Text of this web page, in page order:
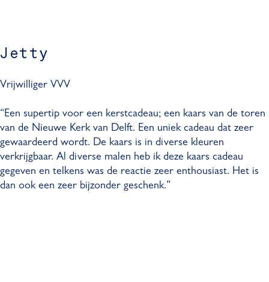
Jetty
Vrijwilliger VVV
“Een supertip voor een kerstcadeau; een kaars van de toren
van de Nieuwe Kerk van Delft. Een uniek cadeau dat zeer
gewaardeerd wordt. De kaars is in diverse kleuren
verkrijgbaar. Al diverse malen heb ik deze kaars cadeau
gegeven en telkens was de reactie zeer enthousiast. Het is
dan ook een zeer bijzonder geschenk.”